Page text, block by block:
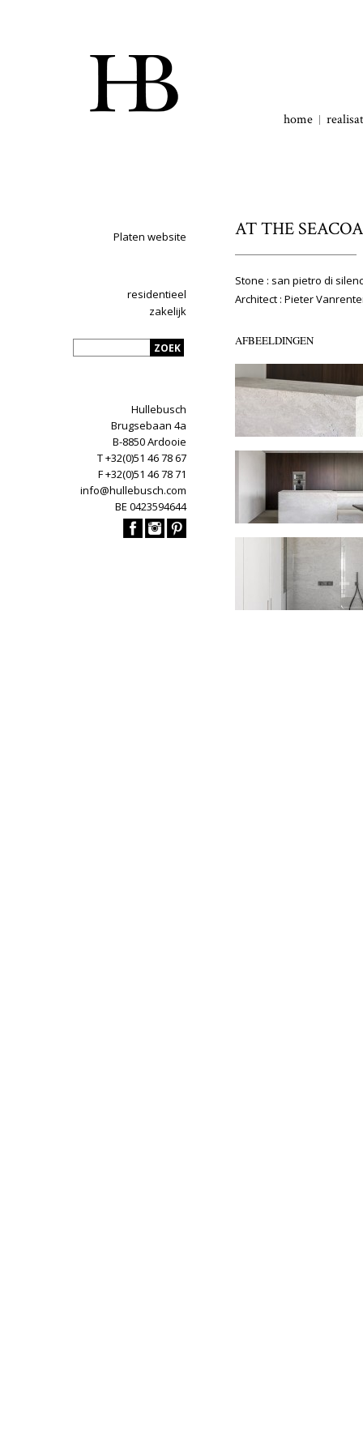
home
Platen website
residentieel
zakelijk
Hullebusch
Brugsebaan 4a
B-8850 Ardooie
T +32(0)51 46 78 67
F +32(0)51 46 78 71
info@hullebusch.com
BE 0423594644
AT THE
Stone : san pietro di
Architect : Pieter
AFBEELDINGEN